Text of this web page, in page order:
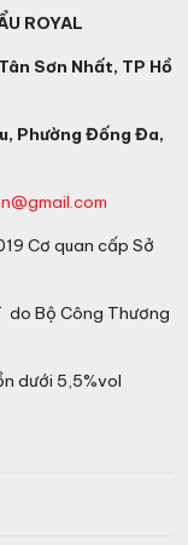
ROYAL
Sơn Nhất, TP Hồ
Phường Đống Đa,
Cơ quan cấp Sở
do Bộ Công Thương
dưới 5,5%vol